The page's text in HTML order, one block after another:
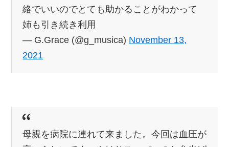
絡でいいのでとても助かることがわかって
姉も引き続き利用
— G.Grace (@g_musica) November 13,
2021
母親を病院に連れて来ました。今回は血圧が